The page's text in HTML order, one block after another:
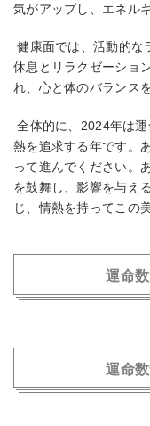
気がアップし、エネル
健康面では、活動的
休息とリラクゼーショ
れ、心と体のバランス
全体的に、2024年は
熱を追求する年です。
って進んでください。
を鼓舞し、影響を与え
じ、情熱を持ってこの
運命
運命